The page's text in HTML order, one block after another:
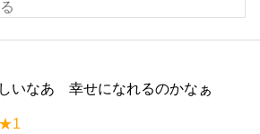
いなあ 幸せになれるのかなぁ
★1